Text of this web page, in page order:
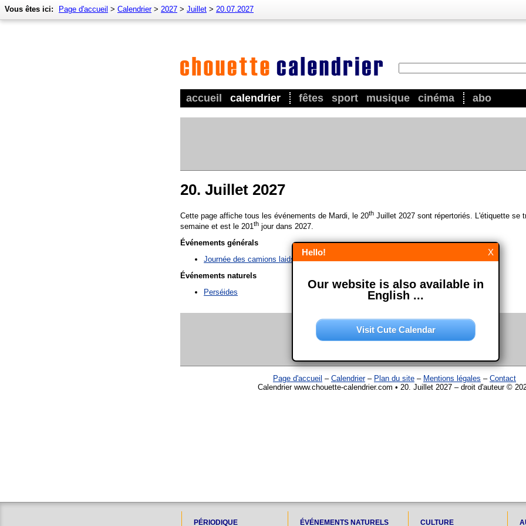
accueil calendrier fêtes sport musique cinéma abo
Vous êtes ici: Page d'accueil > Calendrier> 2027 > Juillet > 20.07.2027
20. Juillet 2027
Cette page affiche tous les événements de Mardi, le 20th Juillet 2027 sont répertoriés. L'étiquette se
semaine et est le 201th jour dans 2027.
Événements générals
Journée des camions laids
Événements naturels
Perséides
Page d'accueil – Calendrier– Plan du site – Mentions légales – Contact
Calendrier www.chouette-calendrier.com • 20. Juillet 2027 – droit d'auteur ©
PÉRIODIQUE ÉVÉNEMENTS NATURELS CULTURE
X
Hello!
Our website is also available in
English ...
Visit Cute Calendar